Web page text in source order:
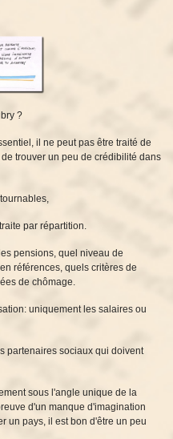
?
il ne peut pas être traité de
trouver un peu de crédibilité dans
par répartition.
pensions, quel niveau de
références, quels critères de
de chômage.
uniquement les salaires ou
partenaires sociaux qui doivent
sous l'angle unique de la
d'un manque d'imagination
un pays, il est bon d'être un peu